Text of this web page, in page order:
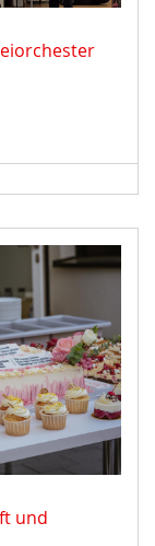
und